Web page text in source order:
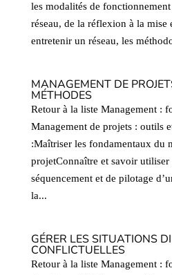
les modalités de
réseau, de la réflexion à la
entretenir un réseau, les
MANAGEMENT DE
MÉTHODES
Retour à la liste Management :
Management de projets : outils
:Maîtriser les fondamentaux du
projetConnaître et savoir utiliser
séquencement et de pilotage
la...
GÉRER LES SITUATIONS
CONFLICTUELLES
Retour à la liste Management :